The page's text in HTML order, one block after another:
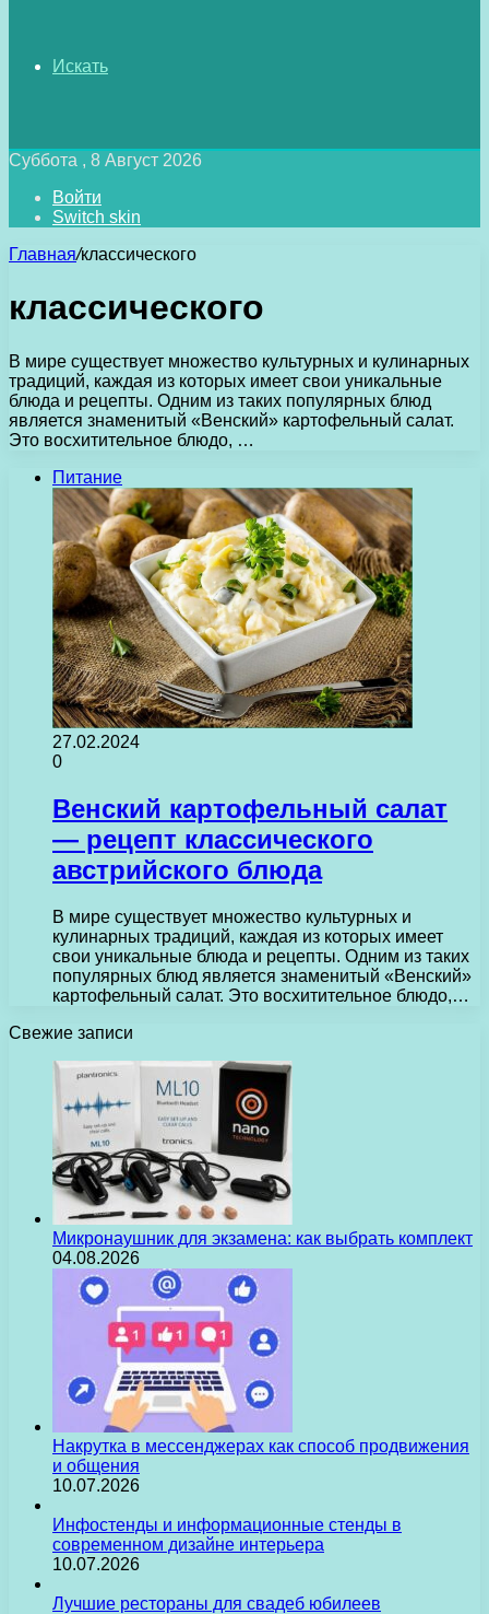
Искать
Суббота , 8 Август 2026
Войти
Switch skin
Главная/классического
классического
В мире существует множество культурных и кулинарных
традиций, каждая из которых имеет свои уникальные
блюда и рецепты. Одним из таких популярных блюд
является знаменитый «Венский» картофельный салат.
Это восхитительное блюдо, …
Питание
27.02.2024
0
Венский картофельный салат
— рецепт классического
австрийского блюда
В мире существует множество культурных и
кулинарных традиций, каждая из которых имеет
свои уникальные блюда и рецепты. Одним из таких
популярных блюд является знаменитый «Венский»
картофельный салат. Это восхитительное блюдо,…
Свежие записи
Микронаушник для экзамена: как выбрать комплект
04.08.2026
Накрутка в мессенджерах как способ продвижения
и общения
10.07.2026
Инфостенды и информационные стенды в
современном дизайне интерьера
10.07.2026
Лучшие рестораны для свадеб юбилеев